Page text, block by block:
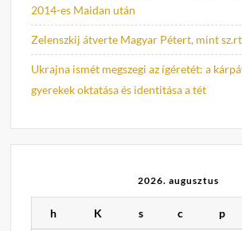
2014-es Maidan után
Zelenszkij átverte Magyar Pétert, mint
Ukrajna ismét megszegi az ígéretét: a
gyerekek oktatása és identitása a tét
2026. augusztus
h K s c p